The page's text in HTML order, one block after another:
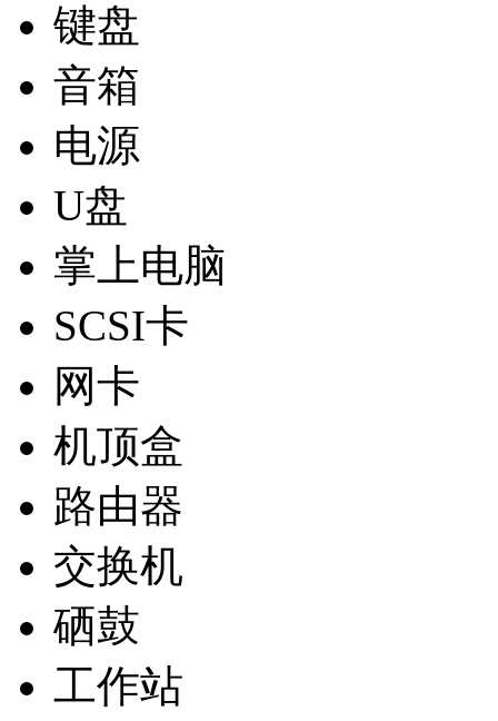
键盘
音箱
电源
U盘
掌上电脑
SCSI卡
网卡
机顶盒
路由器
交换机
硒鼓
工作站